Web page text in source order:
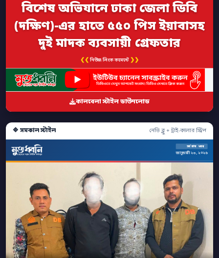
বিশেষ অভিযানে ঢাকা জেলা ডিবি
(দক্ষিণ)-এর হাতে ৫৫০ পিস ইয়াবাসহ
দুই মাদক ব্যবসায়ী গ্রেফতার
❮❮ নিউজ লিংক কমেন্টে ❯❯
কালবেলা স্টাইল ডাউনলোড
🔷 সমকাল স্টাইল নেভি ব্লু + ট্রাই-কালার স্ট্রিপ
সর্বশেষ খবর
জানুয়ারী ২৩, ২০২৬